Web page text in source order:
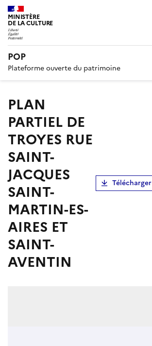
MINISTÈRE
DE LA CULTURE
POP
Plateforme ouverte du patrimoine
PLAN
PARTIEL DE
TROYES RUE
SAINT-
JACQUES
SAINT-
MARTIN-ES-
AIRES ET
SAINT-
AVENTIN
Télécharger